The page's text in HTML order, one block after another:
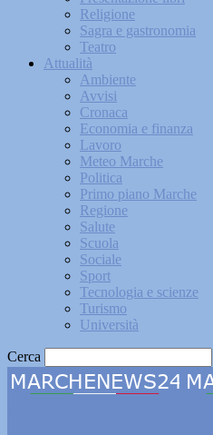
Religione
Sagra e gastronomia
Teatro
Attualità
Ambiente
Avvisi
Cronaca
Economia e finanza
Lavoro
Meteo Marche
Politica
Primo piano Marche
Regione
Salute
Scuola
Sociale
Sport
Tecnologia e scienze
Turismo
Università
Cerca